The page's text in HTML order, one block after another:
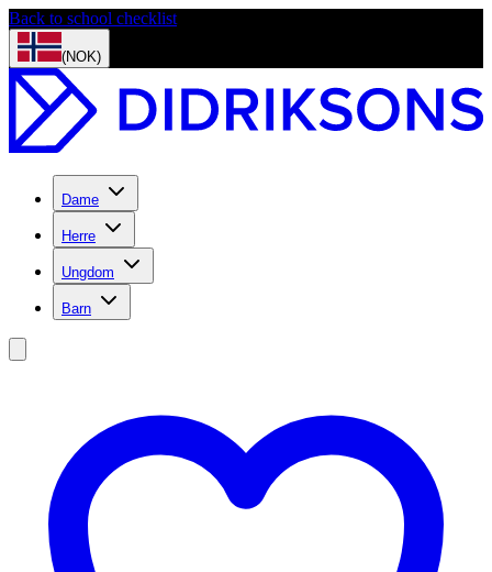
Back to school checklist
(NOK)
Dame
Herre
Ungdom
Barn